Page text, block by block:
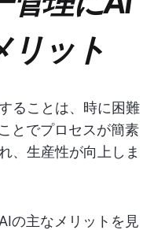
リット
ることは、時に困難
とでプロセスが簡素
、生産性が向上しま
の主なメリットを見